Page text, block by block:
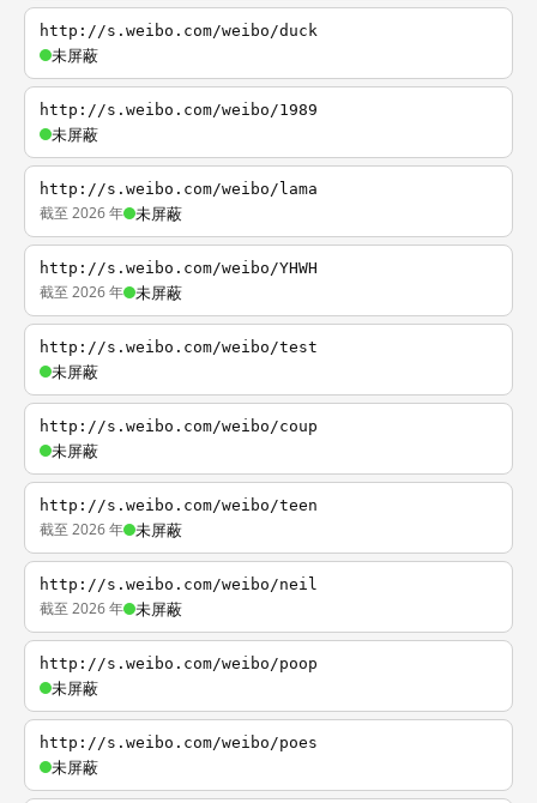
http://s.weibo.com/weibo/duck
未屏蔽
http://s.weibo.com/weibo/1989
未屏蔽
http://s.weibo.com/weibo/lama
截至 2026 年 未屏蔽
http://s.weibo.com/weibo/YHWH
截至 2026 年 未屏蔽
http://s.weibo.com/weibo/test
未屏蔽
http://s.weibo.com/weibo/coup
未屏蔽
http://s.weibo.com/weibo/teen
截至 2026 年 未屏蔽
http://s.weibo.com/weibo/neil
截至 2026 年 未屏蔽
http://s.weibo.com/weibo/poop
未屏蔽
http://s.weibo.com/weibo/poes
未屏蔽